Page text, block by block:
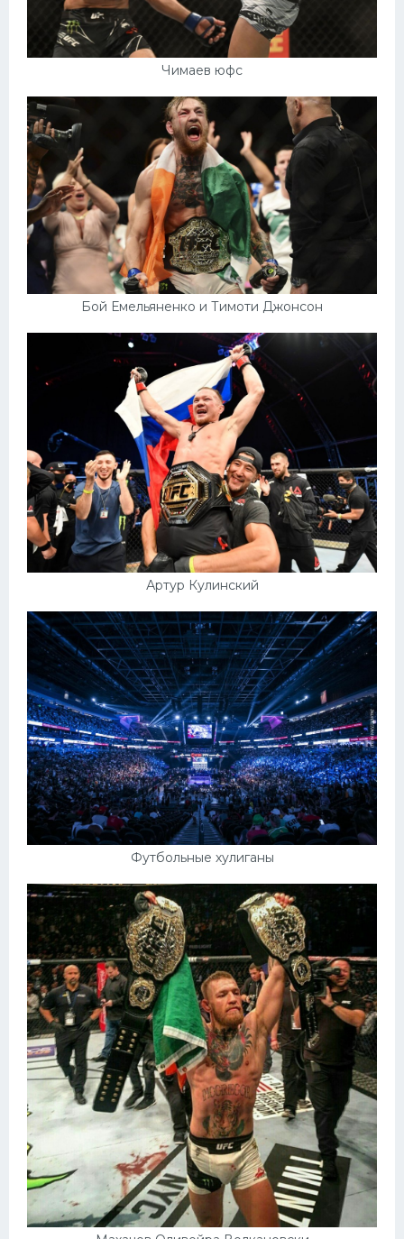
Чимаев юфс
Бой Емельяненко и Тимоти Джонсон
Артур Кулинский
Футбольные хулиганы